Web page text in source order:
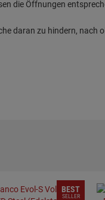
die Öffnungen
daran zu hindern, nach
BEST
SELLER